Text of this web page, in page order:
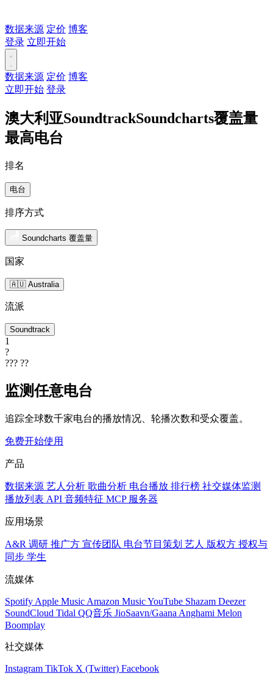
数据来源 定价 博客
登录 立即开始
数据来源 定价 博客
立即开始 登录
澳大利亚SoundtrackSoundcharts覆盖量
最高电台
排名
电台
排序方式
Soundcharts 覆盖量
国家
🇦🇺 Australia
流派
Soundtrack
1
?
??? ??
监测任意电台
追踪全球数千家电台的播放情况、轮播次数和受众覆盖。
免费开始使用
产品
数据来源 艺人分析 歌曲分析 电台播放 排行榜 社交媒体监测
播放列表 API 音频特征 MCP 服务器
应用场景
A&R 调研 推广方 宣传团队 电台节目策划 艺人 版权方 授权与
同步 学生
流媒体
Spotify Apple Music Amazon MusicYouTube Shazam Deezer
SoundCloud Tidal QQ音乐 JioSaavn/Gaana Anghami Melon
Boomplay
社交媒体
Instagram TikTok X (Twitter) Facebook